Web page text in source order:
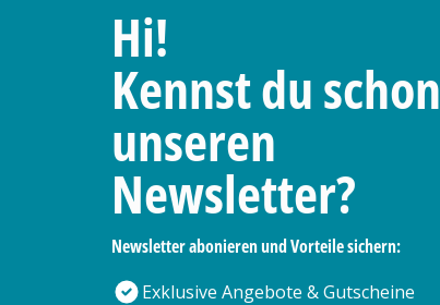
Hi!
Kennst du schon
unseren
Newsletter?
Newsletter abonieren und Vorteile sichern:
Exklusive Angebote & Gutscheine